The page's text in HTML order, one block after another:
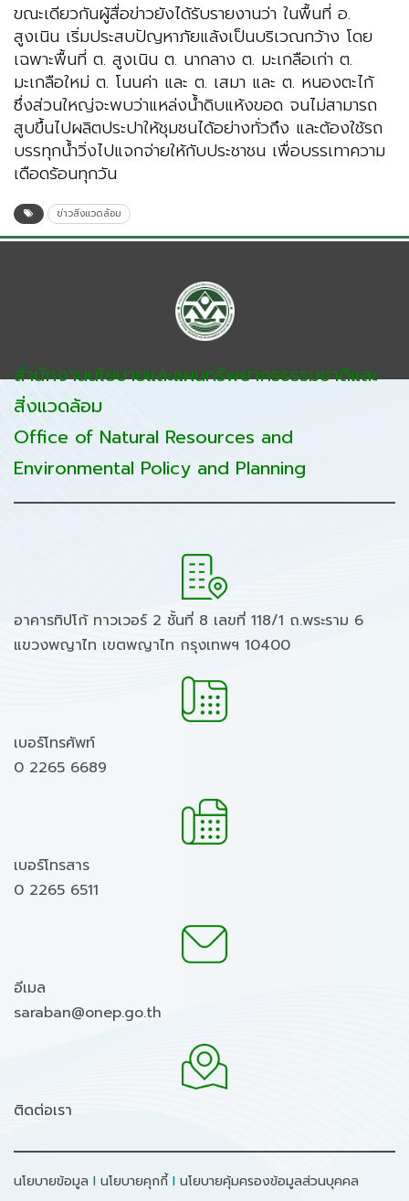
ขณะเดียวกันผู้สื่อข่าวยังได้รับรายงานว่า ในพื้นที่ อ.
สูงเนิน เริ่มประสบปัญหาภัยแล้งเป็นบริเวณกว้าง โดย
เฉพาะพื้นที่ ต. สูงเนิน ต. นากลาง ต. มะเกลือเก่า ต.
มะเกลือใหม่ ต. โนนค่า และ ต. เสมา และ ต. หนองตะไก้
ซึ่งส่วนใหญ่จะพบว่าแหล่งน้ำดิบแห้งขอด จนไม่สามารถ
สูบขึ้นไปผลิตประปาให้ชุมชนได้อย่างทั่วถึง และต้องใช้รถ
บรรทุกน้ำวิ่งไปแจกจ่ายให้กับประชาชน เพื่อบรรเทาความ
เดือดร้อนทุกวัน
ข่าวสิ่งแวดล้อม
สำนักงานนโยบายและแผนทรัพยากรธรรมชาติและ
สิ่งแวดล้อม
Office of Natural Resources and
Environmental Policy and Planning
อาคารทิปโก้ ทาวเวอร์ 2 ชั้นที่ 8 เลขที่ 118/1 ถ.พระราม 6
แขวงพญาไท เขตพญาไท กรุงเทพฯ 10400
เบอร์โทรศัพท์
0 2265 6689
เบอร์โทรสาร
0 2265 6511
อีเมล
saraban@onep.go.th
ติดต่อเรา
นโยบายข้อมูล I นโยบายคุกกี้ I นโยบายคุ้มครองข้อมูลส่วนบุคคล